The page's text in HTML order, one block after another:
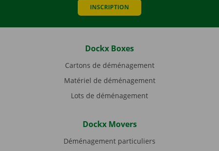
INSCRIPTION
Dockx Boxes
Cartons de déménagement
Matériel de déménagement
Lots de déménagement
Dockx Movers
Déménagement particuliers